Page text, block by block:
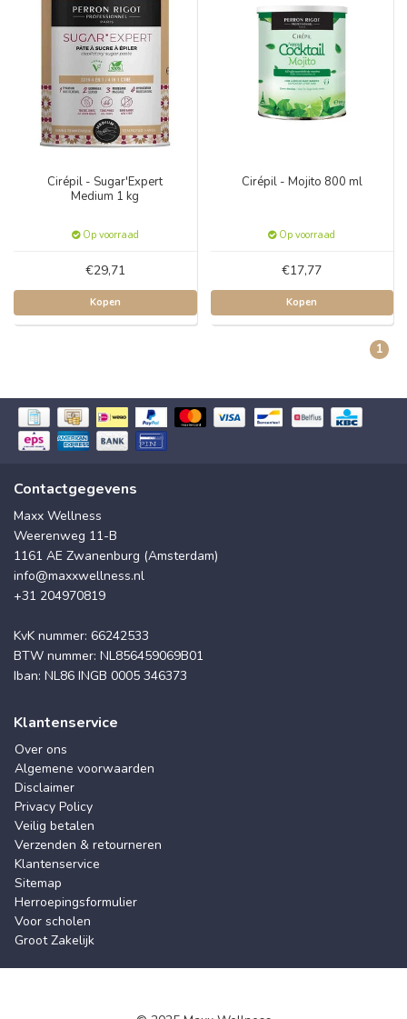
Cirépil - Sugar'Expert
Medium 1 kg
Op voorraad
€29,71
Kopen
Cirépil - Mojito 800 ml
Op voorraad
€17,77
Kopen
1
Contactgegevens
Maxx Wellness
Weerenweg 11-B
1161 AE Zwanenburg (Amsterdam)
info@maxxwellness.nl
+31 204970819
KvK nummer: 66242533
BTW nummer: NL856459069B01
Iban: NL86 INGB 0005 346373
Klantenservice
Over ons
Algemene voorwaarden
Disclaimer
Privacy Policy
Veilig betalen
Verzenden & retourneren
Klantenservice
Sitemap
Herroepingsformulier
Voor scholen
Groot Zakelijk